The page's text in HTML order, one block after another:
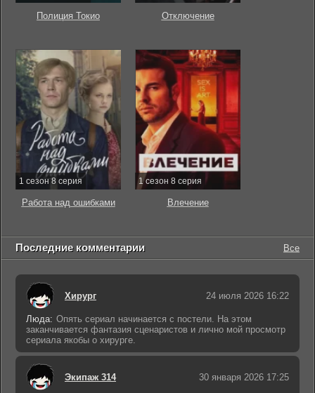
Полиция Токио Отключение
1 сезон 8 серия
Работа над ошибками
1 сезон 8 серия
Влечение
Последние комментарии Все
Хирург 24 июля 2026 16:22
Люда: Опять сериал начинается с постели. На этом
заканчивается фантазия сценаристов и лично мой просмотр
сериала якобы о хирурге.
Экипаж 314 30 января 2026 17:25